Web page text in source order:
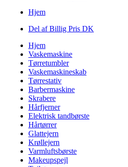
Hjem
Del af Billig Pris DK
Hjem
Vaskemaskine
Tørretumbler
Vaskemaskineskab
Tørrestativ
Barbermaskine
Skrabere
Hårfjerner
Elektrisk tandbørste
Hårtørrer
Glattejern
Krøllejern
Varmluftsbørste
Makeupspejl